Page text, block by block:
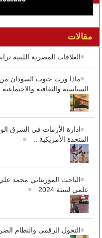
مقالات
العلاقات المصرية الليبية
ماذا ورث جنوب السودان من
السياسية والثقافية والاجتماعية
ادارة الأزمات في الشرق
المتحدة الأمريكية ..
الباحث الموريتاني محمد
علمي لسنة 2024
التحول الرقمى والنظام